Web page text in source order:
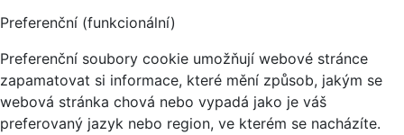
Preferenční (funkcionální)
Preferenční soubory cookie umožňují webové stránce
zapamatovat si informace, které mění způsob, jakým se
webová stránka chová nebo vypadá jako je váš
preferovaný jazyk nebo region, ve kterém se nacházíte.